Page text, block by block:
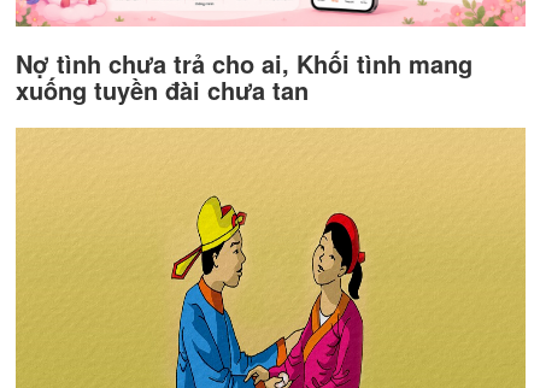
Nợ tình chưa trả cho ai, Khối tình mang
xuống tuyền đài chưa tan